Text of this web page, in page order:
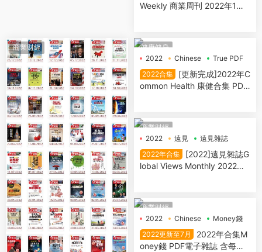
Weekly 商業周刊 2022年1月3
商業财經
健康健身
2022
Chinese
True PDF
2022合集
[更新完成]2022年C
ommon Health 康健合集 PDF
商業财經
2022
遠見
遠見雜誌
2022年合集
[2022]遠見雜誌G
lobal Views Monthly 2022年
商業财經
2022
Chinese
Money錢
2022更新至7月
2022年合集M
oney錢 PDF電子雜誌 含每月